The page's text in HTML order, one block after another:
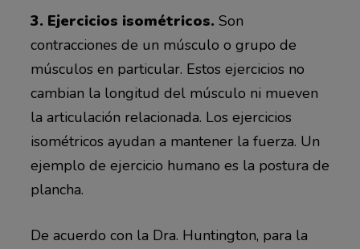
3. Ejercicios isométricos. Son
contracciones de un músculo o grupo de
músculos en particular. Estos ejercicios no
cambian la longitud del músculo ni mueven
la articulación relacionada. Los ejercicios
isométricos ayudan a mantener la fuerza. Un
ejemplo de ejercicio humano es la postura de
plancha.
De acuerdo con la Dra. Huntington, para la